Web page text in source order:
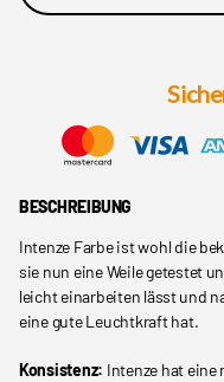
BESCHREIBUNG
Intenze Farbe ist wohl die
sie nun eine Weile getestet
leicht einarbeiten lässt und
eine gute Leuchtkraft hat.
Konsistenz: Intenze hat eine